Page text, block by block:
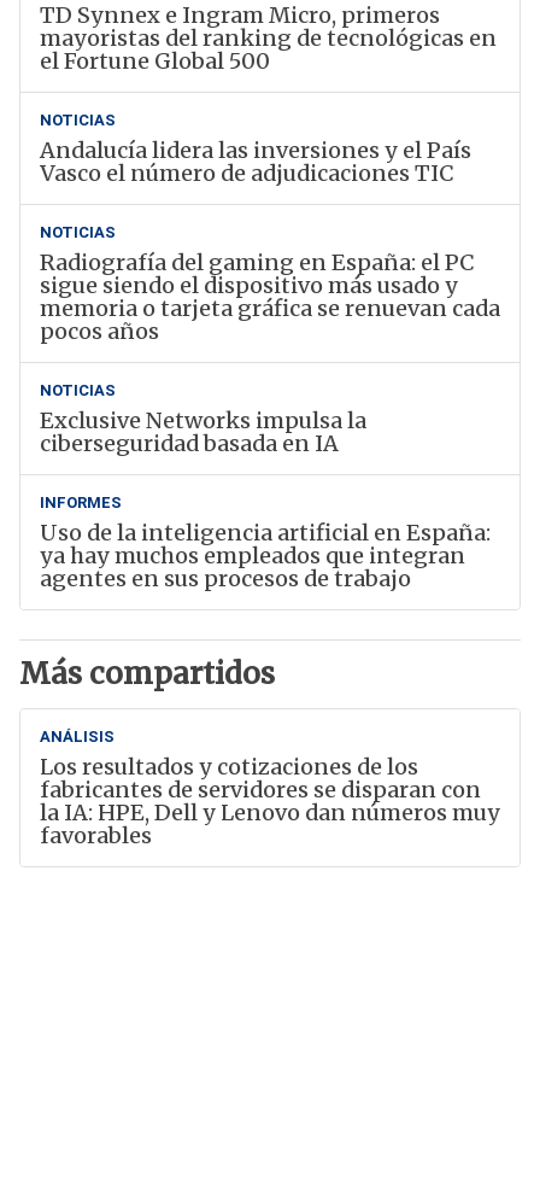
TD Synnex e Ingram Micro, primeros
mayoristas del ranking de tecnológicas en
el Fortune Global 500
NOTICIAS
Andalucía lidera las inversiones y el País
Vasco el número de adjudicaciones TIC
NOTICIAS
Radiografía del gaming en España: el PC
sigue siendo el dispositivo más usado y
memoria o tarjeta gráfica se renuevan cada
pocos años
NOTICIAS
Exclusive Networks impulsa la
ciberseguridad basada en IA
INFORMES
Uso de la inteligencia artificial en España:
ya hay muchos empleados que integran
agentes en sus procesos de trabajo
Más compartidos
ANÁLISIS
Los resultados y cotizaciones de los
fabricantes de servidores se disparan con
la IA: HPE, Dell y Lenovo dan números muy
favorables